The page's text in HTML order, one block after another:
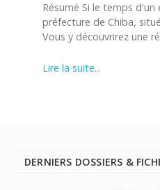
Résumé Si le temps
préfecture de Chiba,
Vous y découvrirez une
Lire la suite...
DERNIERS DOSSIERS &